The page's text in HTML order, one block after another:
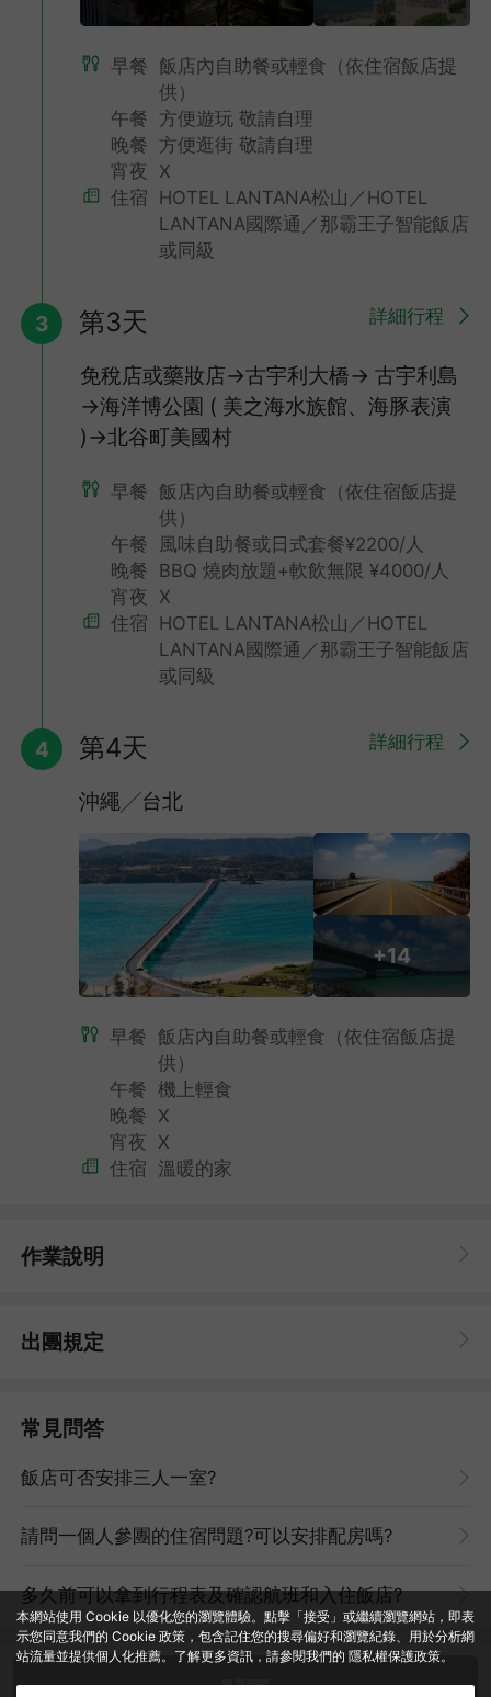
海洋博公園-美之海水族館
海洋博公園 (沖繩美之海水族館) 以『與琉球海洋有約』為主題，
有3個主題水族箱：珊瑚礁之旅、黑潮之旅及深海之旅。可以讓你
全覽沖繩沿海的水中生物，其中最棒的東亞第一大水族箱【黑潮之
可長大至14公尺長的7公尺鯨鯊、世界最大的軟骨魚--鬼蝠魟、有
子等等350種奇形怪狀、大大小小的海中生物，令人嘖嘖稱奇，這
種滋味就等你來試試囉！另有【海牛館】、【海龜館】可參觀，並
欣賞可愛的【海豚劇場】，絕對讓您在此渡過難忘的歡樂時光！
叢林探險與奢華體驗，為遊客帶來前所未有的刺激旅程。興奮與奢
華之旅，即將啟程。圖片來源© JUNGLIA. All rights reserved.
早餐 飯店內自助餐或輕食（依住宿飯店提
供）
午餐 方便遊玩 敬請自理
晚餐 方便逛街 敬請自理
宵夜 X
住宿 HOTEL LANTANA松山／HOTEL
LANTANA國際通／那霸王子智能飯店
或同級
3 第3天 詳細行程
免稅店或藥妝店→古宇利大橋→ 古宇利島
→海洋博公園 ( 美之海水族館、海豚表演
)→北谷町美國村
早餐 飯店內自助餐或輕食（依住宿飯店提
供）
午餐
風味自助餐或日式套餐¥2200/人
晚餐 BBQ 燒肉放題+軟飲無限 ¥4000/人
宵夜 X
住宿 HOTEL LANTANA松山／HOTEL
LANTANA國際通／那霸王子智能飯店
或同級
4 第4天 詳細行程
沖繩╱台北
+14
早餐 飯店內自助餐或輕食（依住宿飯店提
供）
午餐 機上輕食
晚餐 X
宵夜 X
住宿 溫暖的家
作業說明
出團規定
常見問答
飯店可否安排三人一室?
請問一個人參團的住宿問題?可以安排配房嗎?
多久前可以拿到行程表及確認航班和入住飯店?
關團
本網站使用 Cookie 以優化您的瀏覽體驗。點擊「接受」或繼續瀏覽網站，即表
示您同意我們的 Cookie 政策，包含記住您的搜尋偏好和瀏覽紀錄、用於分析網
站流量並提供個人化推薦。了解更多資訊，請參閱我們的 隱私權保護政策。